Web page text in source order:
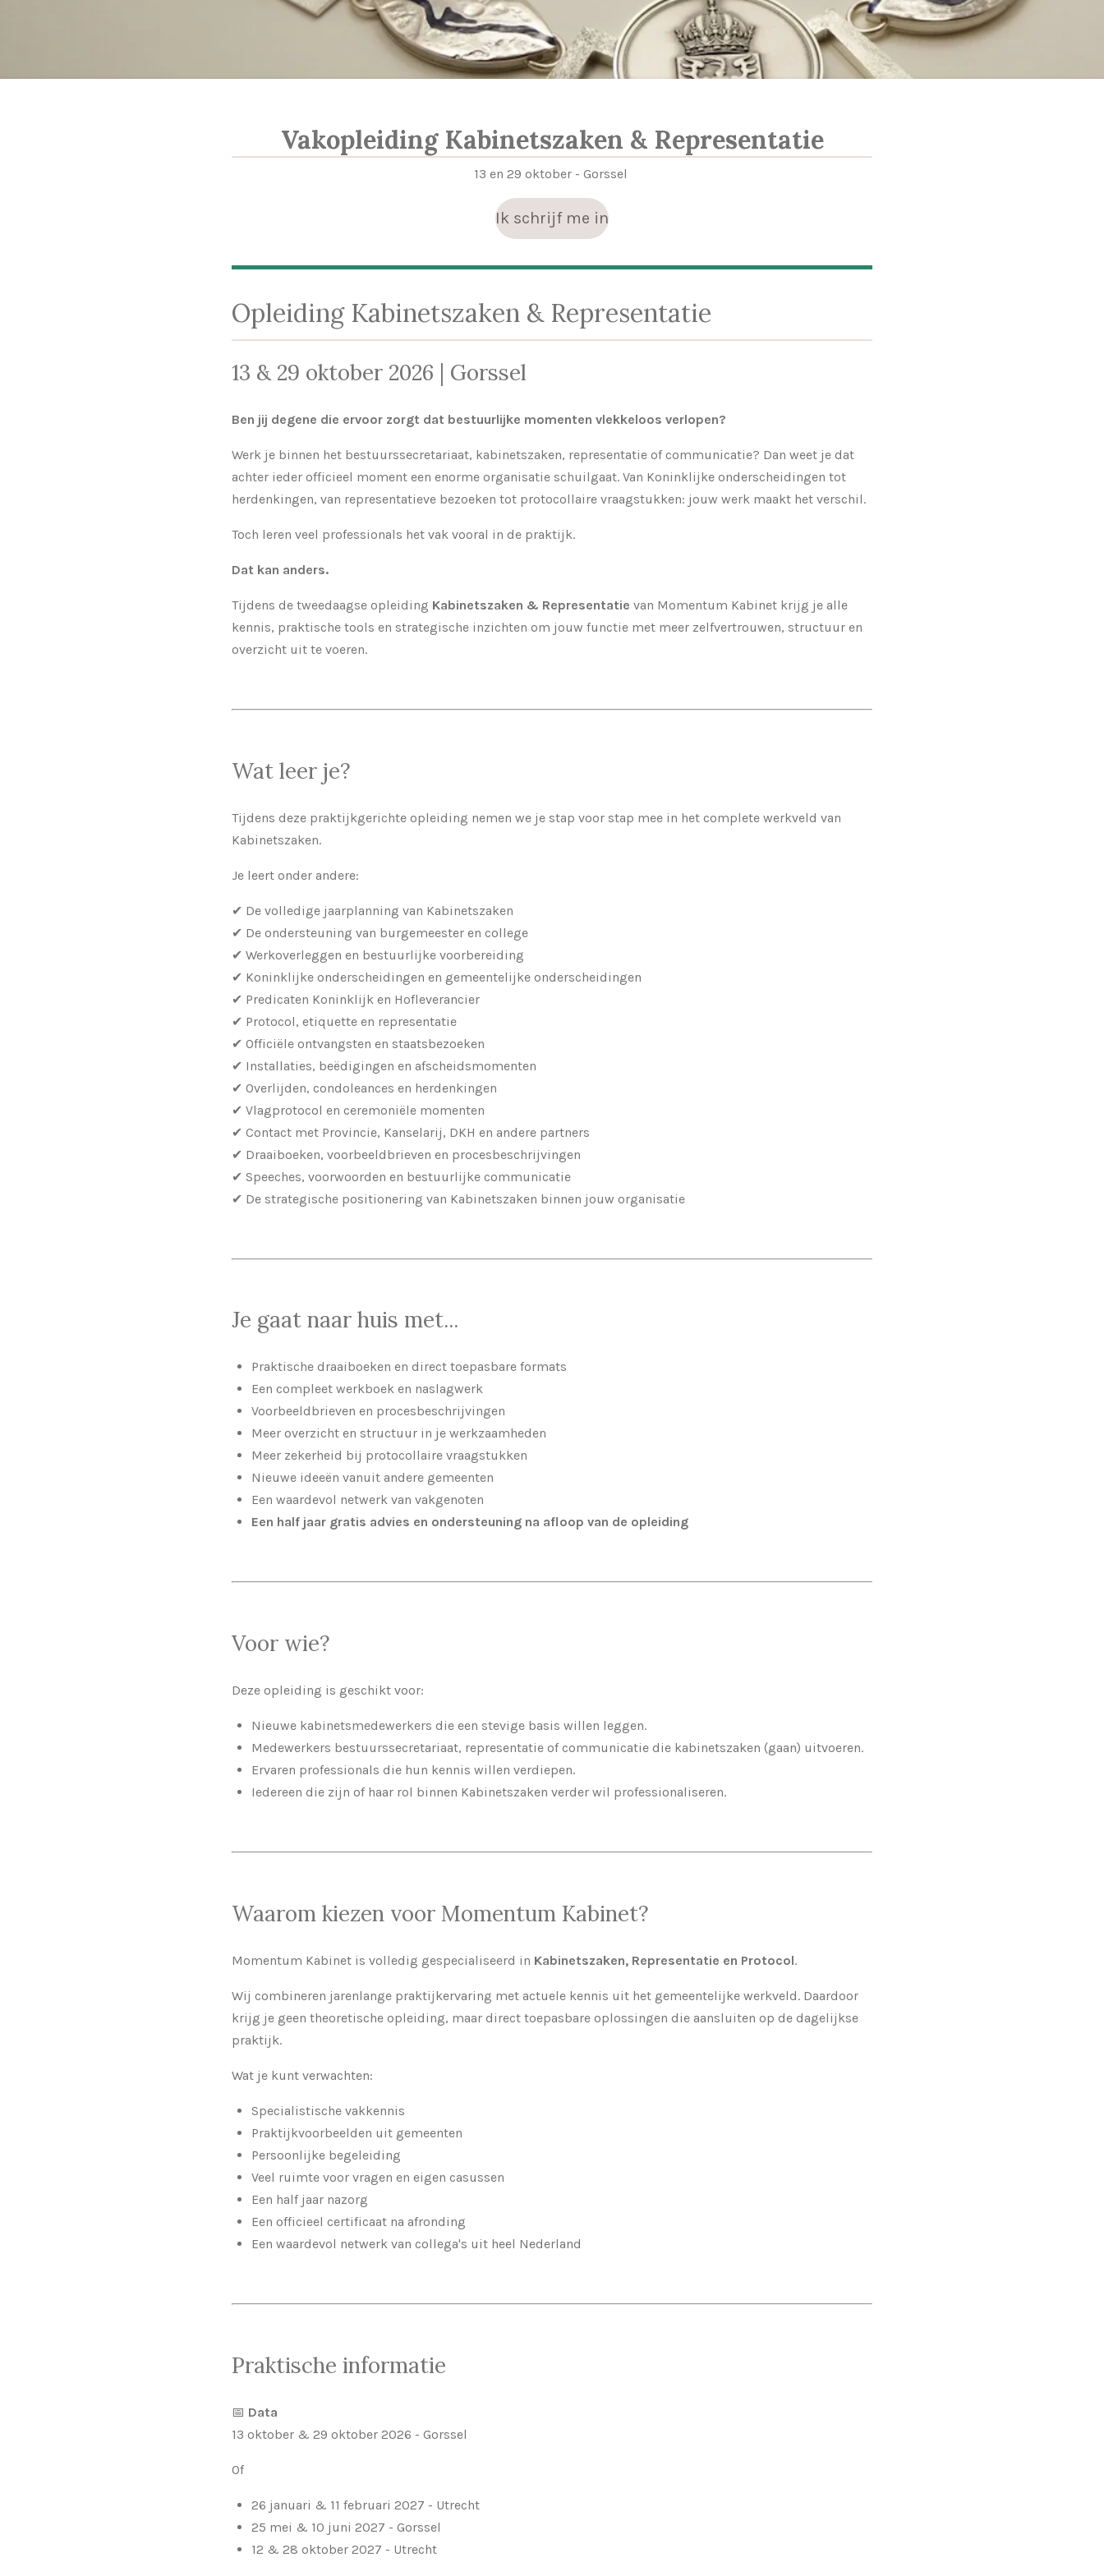
Vakopleiding Kabinetszaken & Representatie
13 en 29 oktober - Gorssel
Ik schrijf me in
Opleiding Kabinetszaken & Representatie
13 & 29 oktober 2026 | Gorssel
Ben jij degene die ervoor zorgt dat bestuurlijke momenten vlekkeloos verlopen?
Werk je binnen het bestuurssecretariaat, kabinetszaken, representatie of communicatie? Dan weet je dat
achter ieder officieel moment een enorme organisatie schuilgaat. Van Koninklijke onderscheidingen tot
herdenkingen, van representatieve bezoeken tot protocollaire vraagstukken: jouw werk maakt het verschil.
Toch leren veel professionals het vak vooral in de praktijk.
Dat kan anders.
Tijdens de tweedaagse opleiding Kabinetszaken & Representatie van Momentum Kabinet krijg je alle
kennis, praktische tools en strategische inzichten om jouw functie met meer zelfvertrouwen, structuur en
overzicht uit te voeren.
Wat leer je?
Tijdens deze praktijkgerichte opleiding nemen we je stap voor stap mee in het complete werkveld van
Kabinetszaken.
Je leert onder andere:
✔ De volledige jaarplanning van Kabinetszaken
✔ De ondersteuning van burgemeester en college
✔ Werkoverleggen en bestuurlijke voorbereiding
✔ Koninklijke onderscheidingen en gemeentelijke onderscheidingen
✔ Predicaten Koninklijk en Hofleverancier
✔ Protocol, etiquette en representatie
✔ Officiële ontvangsten en staatsbezoeken
✔ Installaties, beëdigingen en afscheidsmomenten
✔ Overlijden, condoleances en herdenkingen
✔ Vlagprotocol en ceremoniële momenten
✔ Contact met Provincie, Kanselarij, DKH en andere partners
✔ Draaiboeken, voorbeeldbrieven en procesbeschrijvingen
✔ Speeches, voorwoorden en bestuurlijke communicatie
✔ De strategische positionering van Kabinetszaken binnen jouw organisatie
Je gaat naar huis met...
Praktische draaiboeken en direct toepasbare formats
Een compleet werkboek en naslagwerk
Voorbeeldbrieven en procesbeschrijvingen
Meer overzicht en structuur in je werkzaamheden
Meer zekerheid bij protocollaire vraagstukken
Nieuwe ideeën vanuit andere gemeenten
Een waardevol netwerk van vakgenoten
Een half jaar gratis advies en ondersteuning na afloop van de opleiding
Voor wie?
Deze opleiding is geschikt voor:
Nieuwe kabinetsmedewerkers die een stevige basis willen leggen.
Medewerkers bestuurssecretariaat, representatie of communicatie die kabinetszaken (gaan) uitvoeren.
Ervaren professionals die hun kennis willen verdiepen.
Iedereen die zijn of haar rol binnen Kabinetszaken verder wil professionaliseren.
Waarom kiezen voor Momentum Kabinet?
Momentum Kabinet is volledig gespecialiseerd in Kabinetszaken, Representatie en Protocol.
Wij combineren jarenlange praktijkervaring met actuele kennis uit het gemeentelijke werkveld. Daardoor
krijg je geen theoretische opleiding, maar direct toepasbare oplossingen die aansluiten op de dagelijkse
praktijk.
Wat je kunt verwachten:
Specialistische vakkennis
Praktijkvoorbeelden uit gemeenten
Persoonlijke begeleiding
Veel ruimte voor vragen en eigen casussen
Een half jaar nazorg
Een officieel certificaat na afronding
Een waardevol netwerk van collega's uit heel Nederland
Praktische informatie
📅 Data
13 oktober & 29 oktober 2026 - Gorssel
Of
26 januari & 11 februari 2027 - Utrecht
25 mei & 10 juni 2027 - Gorssel
12 & 28 oktober 2027 - Utrecht